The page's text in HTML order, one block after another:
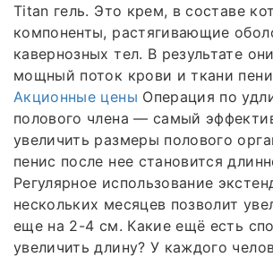
Titan гель. Это крем, в составе
компоненты, растягивающие
кавернозных тел. В результате
мощный поток крови и ткани
Акционные цены Операция по
полового члена — самый
увеличить размеры полового
пенис после нее становится
Регулярное использование
нескольких месяцев позволит
еще на 2-4 см. Какие ещё есть
увеличить длину? У каждого